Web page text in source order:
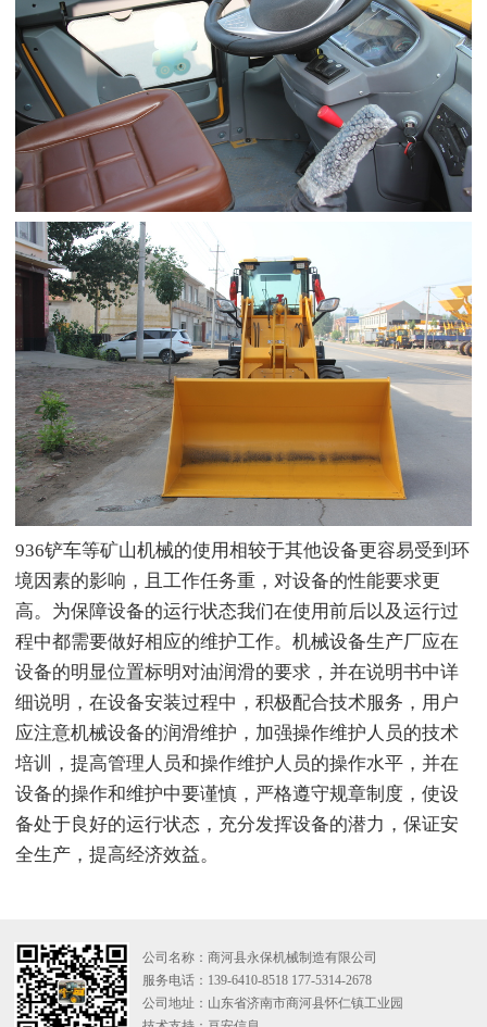
936铲车等矿山机械的使用相较于其他设备更容易受到环
境因素的影响，且工作任务重，对设备的性能要求更
高。为保障设备的运行状态我们在使用前后以及运行过
程中都需要做好相应的维护工作。机械设备生产厂应在
设备的明显位置标明对油润滑的要求，并在说明书中详
细说明，在设备安装过程中，积极配合技术服务，用户
应注意机械设备的润滑维护，加强操作维护人员的技术
培训，提高管理人员和操作维护人员的操作水平，并在
设备的操作和维护中要谨慎，严格遵守规章制度，使设
备处于良好的运行状态，充分发挥设备的潜力，保证安
全生产，提高经济效益。
公司名称：商河县永保机械制造有限公司
服务电话：139-6410-8518 177-5314-2678
公司地址：山东省济南市商河县怀仁镇工业园